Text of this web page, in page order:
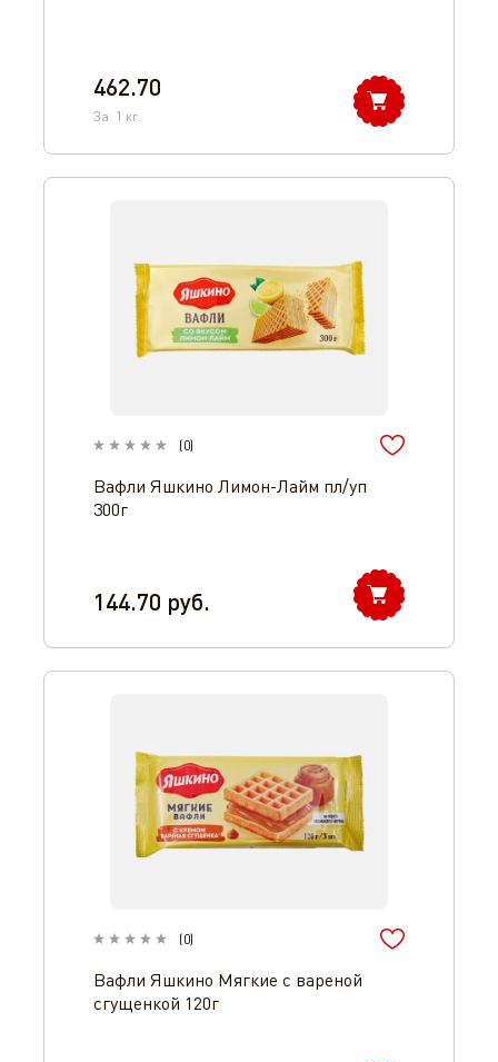
462.70
За 1 кг.
(0)
Вафли Яшкино Лимон-Лайм пл/уп
300г
144.70 руб.
(0)
Вафли Яшкино Мягкие с вареной
сгущенкой 120г